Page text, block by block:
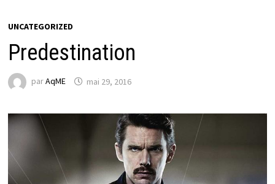
UNCATEGORIZED
Predestination
parAqME mai 29, 2016